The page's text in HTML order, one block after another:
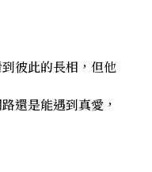
彼此的長相，但他
還是能遇到真愛，